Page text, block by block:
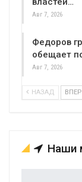
Авг 7, 2026
Федоров
обещает
Авг 7, 2026
НАЗАД
Наши